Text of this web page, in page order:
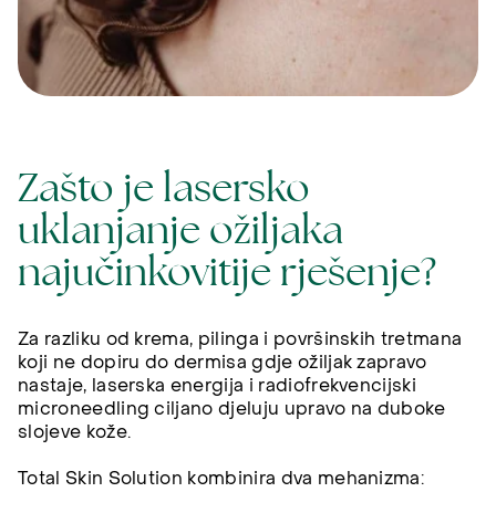
Zašto je lasersko
uklanjanje ožiljaka
najučinkovitije rješenje?
Za razliku od krema, pilinga i površinskih tretmana
koji ne dopiru do dermisa gdje ožiljak zapravo
nastaje, laserska energija i radiofrekvencijski
microneedling ciljano djeluju upravo na duboke
slojeve kože.
Total Skin Solution kombinira dva mehanizma: